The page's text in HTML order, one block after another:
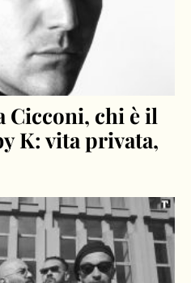
Cicconi, chi è il
K: vita privata,